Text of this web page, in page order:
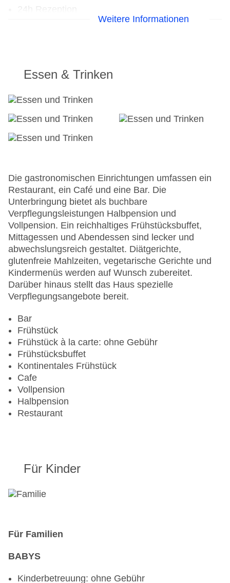
Parkplatz: gegen Gebühr
Garage
Hotelsafe
Lift
Anzahl der Konferenzräume: 1
Haustiere: gegen Gebühr
Gesamtanzahl der Stockwerke: 10
Gesamtanzahl der Zimmer: 177
Pools:Indoor Pool, Outdoor Pool, Sonnenschirme
am Pool, Liegen am Pool
Landeskategorie: 5 Sterne
Weitere Informationen
Essen & Trinken
Die gastronomischen Einrichtungen umfassen ein
Restaurant, ein Café und eine Bar. Die
Unterbringung bietet als buchbare
Verpflegungsleistungen Halbpension und
Vollpension. Ein reichhaltiges Frühstücksbuffet,
Mittagessen und Abendessen sind lecker und
abwechslungsreich gestaltet. Diätgerichte,
glutenfreie Mahlzeiten, vegetarische Gerichte und
Kindermenüs werden auf Wunsch zubereitet.
Darüber hinaus stellt das Haus spezielle
Verpflegungsangebote bereit.
Bar
Frühstück
Frühstück à la carte: ohne Gebühr
Frühstücksbuffet
Kontinentales Frühstück
Cafe
Vollpension
Halbpension
Restaurant
Für Kinder
Für Familien
BABYS
Kinderbetreuung: ohne Gebühr